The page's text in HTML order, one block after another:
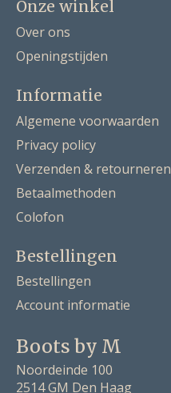
Onze winkel
Over ons
Openingstijden
Informatie
Algemene voorwaarden
Privacy policy
Verzenden & retourneren
Betaalmethoden
Colofon
Bestellingen
Bestellingen
Account informatie
Boots by M
Noordeinde 100
2514 GM Den Haag